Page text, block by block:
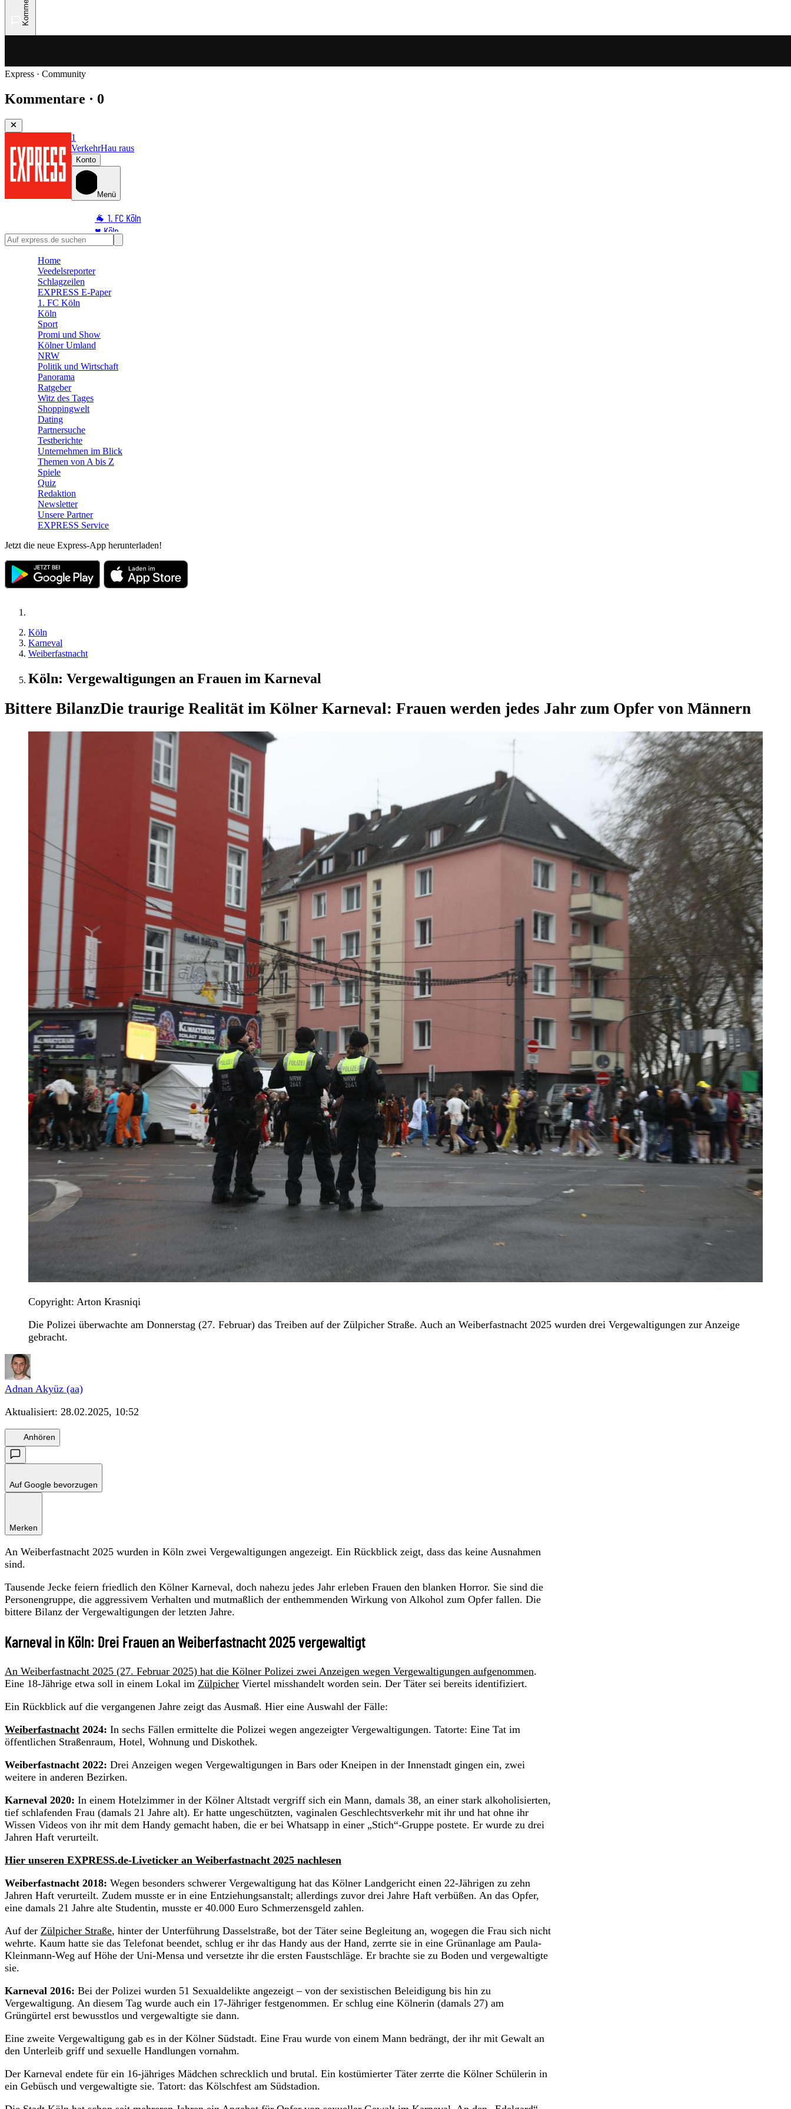
Express · Community
Kommentare · 0
1
VerkehrHau raus
Konto
Menü
🐐 1. FC Köln
♥️ Köln
⭐ Promi
🛒 Shoppingwelt
🧩 Spiele
Home
Veedelsreporter
Schlagzeilen
EXPRESS E-Paper
1. FC Köln
Köln
Sport
Promi und Show
Kölner Umland
NRW
Politik und Wirtschaft
Panorama
Ratgeber
Witz des Tages
Shoppingwelt
Dating
Partnersuche
Testberichte
Unternehmen im Blick
Themen von A bis Z
Spiele
Quiz
Redaktion
Newsletter
Unsere Partner
EXPRESS Service
Jetzt die neue Express-App herunterladen!
Köln
Karneval
Weiberfastnacht
Köln: Vergewaltigungen an Frauen im Karneval
Bittere BilanzDie traurige Realität im Kölner Karneval: Frauen werden jedes Jahr zum Opfer von Männern
Copyright: Arton Krasniqi
Die Polizei überwachte am Donnerstag (27. Februar) das Treiben auf der Zülpicher Straße. Auch an Weiberfastnacht 2025 wurden drei Vergewaltigungen zur Anzeige
gebracht.
Adnan Akyüz (aa)
Aktualisiert: 28.02.2025, 10:52
Anhören
Auf Google bevorzugen
Merken
An Weiberfastnacht 2025 wurden in Köln zwei Vergewaltigungen angezeigt. Ein Rückblick zeigt, dass das keine Ausnahmen
sind.
Tausende Jecke feiern friedlich den Kölner Karneval, doch nahezu jedes Jahr erleben Frauen den blanken Horror. Sie sind die
Personengruppe, die aggressivem Verhalten und mutmaßlich der enthemmenden Wirkung von Alkohol zum Opfer fallen. Die
bittere Bilanz der Vergewaltigungen der letzten Jahre.
Karneval in Köln: Drei Frauen an Weiberfastnacht 2025 vergewaltigt
An Weiberfastnacht 2025 (27. Februar 2025) hat die Kölner Polizei zwei Anzeigen wegen Vergewaltigungen aufgenommen.
Eine 18-Jährige etwa soll in einem Lokal im Zülpicher Viertel misshandelt worden sein. Der Täter sei bereits identifiziert.
Ein Rückblick auf die vergangenen Jahre zeigt das Ausmaß. Hier eine Auswahl der Fälle:
Weiberfastnacht 2024: In sechs Fällen ermittelte die Polizei wegen angezeigter Vergewaltigungen. Tatorte: Eine Tat im
öffentlichen Straßenraum, Hotel, Wohnung und Diskothek.
Weiberfastnacht 2022: Drei Anzeigen wegen Vergewaltigungen in Bars oder Kneipen in der Innenstadt gingen ein, zwei
weitere in anderen Bezirken.
Karneval 2020: In einem Hotelzimmer in der Kölner Altstadt vergriff sich ein Mann, damals 38, an einer stark alkoholisierten,
tief schlafenden Frau (damals 21 Jahre alt). Er hatte ungeschützten, vaginalen Geschlechtsverkehr mit ihr und hat ohne ihr
Wissen Videos von ihr mit dem Handy gemacht haben, die er bei Whatsapp in einer „Stich“-Gruppe postete. Er wurde zu drei
Jahren Haft verurteilt.
Hier unseren EXPRESS.de-Liveticker an Weiberfastnacht 2025 nachlesen
Weiberfastnacht 2018: Wegen besonders schwerer Vergewaltigung hat das Kölner Landgericht einen 22-Jährigen zu zehn
Jahren Haft verurteilt. Zudem musste er in eine Entziehungsanstalt; allerdings zuvor drei Jahre Haft verbüßen. An das Opfer,
eine damals 21 Jahre alte Studentin, musste er 40.000 Euro Schmerzensgeld zahlen.
Auf der Zülpicher Straße, hinter der Unterführung Dasselstraße, bot der Täter seine Begleitung an, wogegen die Frau sich nicht
wehrte. Kaum hatte sie das Telefonat beendet, schlug er ihr das Handy aus der Hand, zerrte sie in eine Grünanlage am Paula-
Kleinmann-Weg auf Höhe der Uni-Mensa und versetzte ihr die ersten Faustschläge. Er brachte sie zu Boden und vergewaltigte
sie.
Karneval 2016: Bei der Polizei wurden 51 Sexualdelikte angezeigt – von der sexistischen Beleidigung bis hin zu
Vergewaltigung. An diesem Tag wurde auch ein 17-Jähriger festgenommen. Er schlug eine Kölnerin (damals 27) am
Grüngürtel erst bewusstlos und vergewaltigte sie dann.
Eine zweite Vergewaltigung gab es in der Kölner Südstadt. Eine Frau wurde von einem Mann bedrängt, der ihr mit Gewalt an
den Unterleib griff und sexuelle Handlungen vornahm.
Der Karneval endete für ein 16-jähriges Mädchen schrecklich und brutal. Ein kostümierter Täter zerrte die Kölner Schülerin in
ein Gebüsch und vergewaltigte sie. Tatort: das Kölschfest am Südstadion.